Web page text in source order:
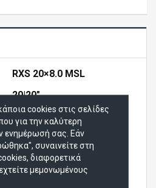
RXS 20×8.0 MSL
20|20"
80|8"
5x98 έως 5x120
cookies στις σελίδες
για την καλύτερη
ενημέρωσή σας. Εάν
συναινείτε στη
διαφορετικά
μεμονωμένους